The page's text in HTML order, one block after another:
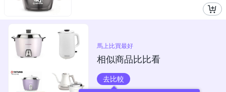
馬上比買最好
相似商品比比看
去比較